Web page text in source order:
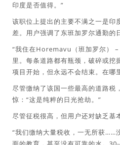
印度是否值得。”
该职位上提出的主要不满之一是印
差。用户强调了东班加罗尔通勤的
“我住在Horemavu（班加罗尔）
里。每条道路都有瓶颈，破碎或挖
项目开始，但永远不会结束。在哪
尽管缴纳了该国一些最高的道路税
惊：“这是纯粹的日光抢劫。”
尽管征税很高，但用户还对缺乏基
“我们缴纳大量税收，一无所获……